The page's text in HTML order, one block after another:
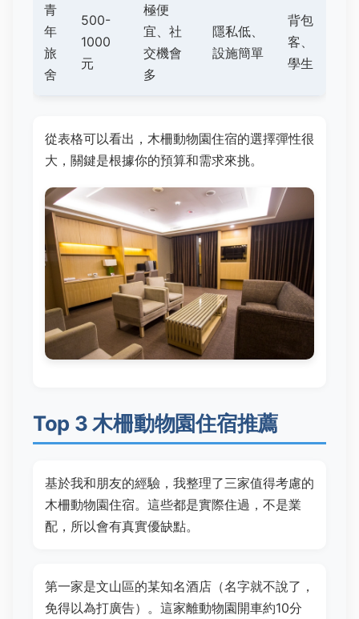
青
年
旅
舍
500-
1000
元
極便
宜、社
交機會
多
隱私低、
設施簡單
背包
客、
學生
從表格可以看出，木柵動物園住宿的選擇彈性很
大，關鍵是根據你的預算和需求來挑。
Top 3 木柵動物園住宿推薦
基於我和朋友的經驗，我整理了三家值得考慮的
木柵動物園住宿。這些都是實際住過，不是業
配，所以會有真實優缺點。
第一家是文山區的某知名酒店（名字就不說了，
免得以為打廣告）。這家離動物園開車約10分